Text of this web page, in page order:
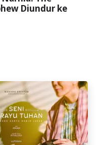
Diundur ke